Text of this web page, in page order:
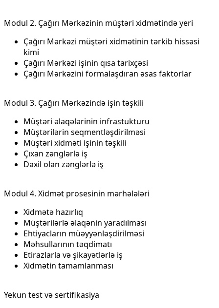
Modul 2. Çağırı Mərkəzinin müştəri xidmətində yeri
Çağırı Mərkəzi müştəri xidmətinin tərkib hissəsi
kimi
Çağırı Mərkəzi işinin qısa tarixçəsi
Çağırı Mərkəzini formalaşdıran əsas faktorlar
Modul 3. Çağırı Mərkəzində işin təşkili
Müştəri əlaqələrinin infrastukturu
Müştərilərin seqmentləşdirilməsi
Müştəri xidməti işinin təşkili
Çıxan zənglərlə iş
Daxil olan zənglərlə iş
Modul 4. Xidmət prosesinin mərhələləri
Xidmətə hazırlıq
Müştərilərlə əlaqənin yaradılması
Ehtiyacların müəyyənləşdirilməsi
Məhsullarının təqdimatı
Etirazlarla və şikayətlərlə iş
Xidmətin tamamlanması
Yekun test və sertifikasiya